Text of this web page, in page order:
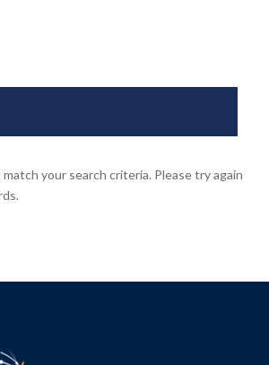
your search criteria. Please try again